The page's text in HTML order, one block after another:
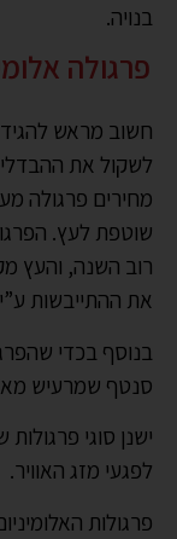
בנויה.
פרגולה
חשוב מראש
לשקול את
מחירים פרגולה
שוטפת לעץ.
רוב השנה, והעץ
את ההתייבשות
בנוסף בכדי
סנטף שמרעיש
ישנן סוגי
לפגעי מזג האוויר.
פרגולות